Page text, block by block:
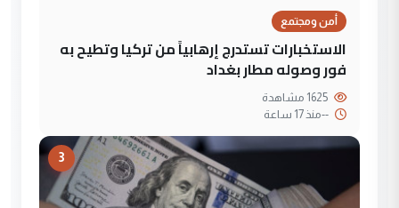
أمن ومجتمع
الاستخبارات تستدرج إرهابياً من تركيا وتطيح به
فور وصوله مطار بغداد
--منذ 17 ساعة
3